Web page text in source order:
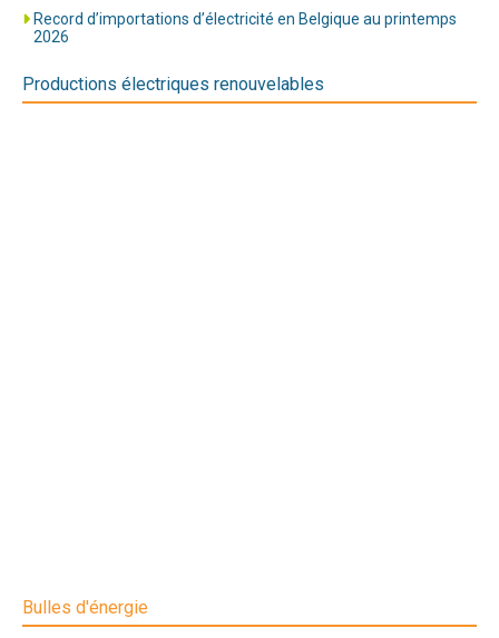
Record d’importations d’électricité en Belgique au printemps
2026
Productions électriques renouvelables
Bulles d'énergie